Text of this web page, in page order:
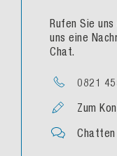
Rufen Sie
uns eine
Chat.
0821
Zum
Chatten